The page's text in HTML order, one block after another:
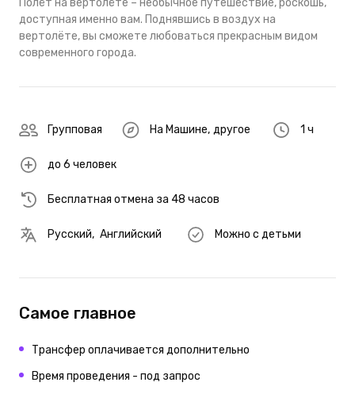
доступная именно вам. Поднявшись в воздух на
вертолёте, вы сможете любоваться прекрасным видом
современного города.
Групповая На Машине, другое 1 ч
до 6 человек
Бесплатная отмена за 48 часов
Русский, Английский Можно с детьми
Самое главное
Трансфер оплачивается дополнительно
Время проведения - под запрос